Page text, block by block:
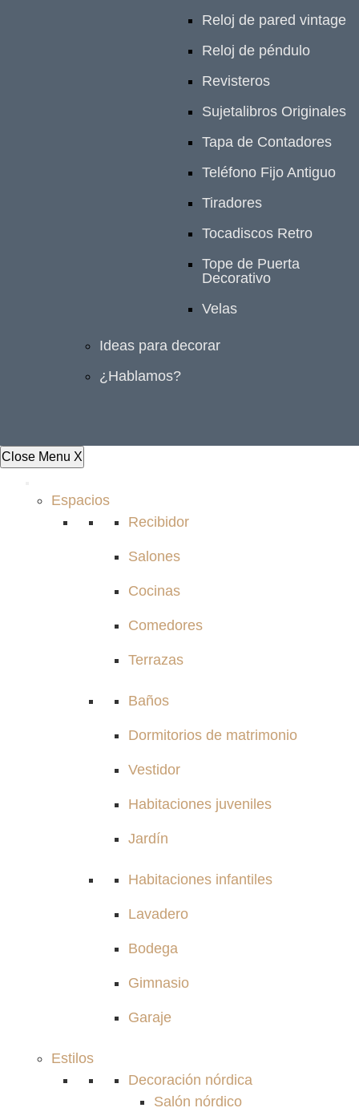
Reloj de pared vintage
Reloj de péndulo
Revisteros
Sujetalibros Originales
Tapa de Contadores
Teléfono Fijo Antiguo
Tiradores
Tocadiscos Retro
Tope de Puerta
Decorativo
Velas
Ideas para decorar
¿Hablamos?
Close Menu X
Espacios
Recibidor
Salones
Cocinas
Comedores
Terrazas
Baños
Dormitorios de matrimonio
Vestidor
Habitaciones juveniles
Jardín
Habitaciones infantiles
Lavadero
Bodega
Gimnasio
Garaje
Estilos
Decoración nórdica
Salón nórdico